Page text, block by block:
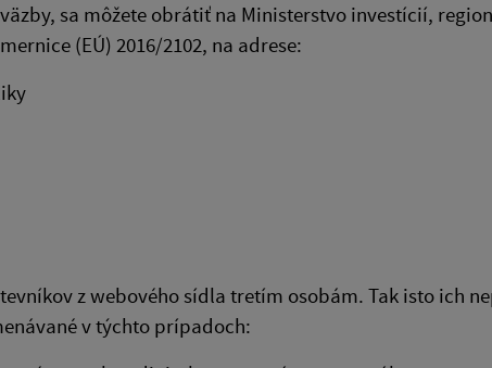
sa môžete obrátiť na Ministerstvo investícií,
(EÚ) 2016/2102, na adrese:
z webového sídla tretím osobám. Tak isto ich
v týchto prípadoch: